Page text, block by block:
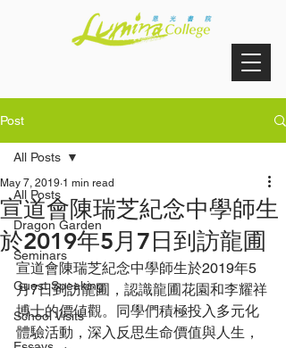
Post
All Posts
Dragon Garden
Seminars
Guest Speaking
School Visits
All Posts
宣道會陳瑞芝紀念中學師生
於2019年5月7日到訪龍圃
May 7, 2019 1 min read
宣道會陳瑞芝紀念中學師生於2019年5
月7日到訪龍圃，認識龍圃花園和李耀祥
博士的價値觀。同學們積極投入多元化
體驗活動，深入反思生命價值與人生，